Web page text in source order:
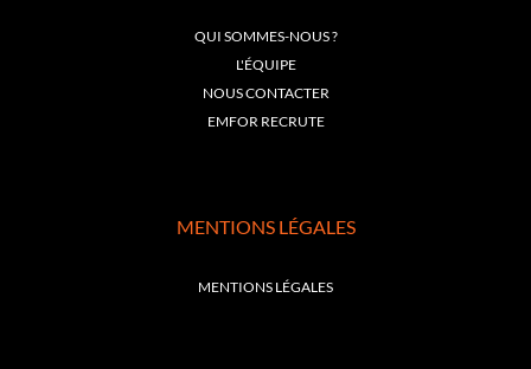
QUI SOMMES-NOUS ?
L'ÉQUIPE
NOUS CONTACTER
EMFOR RECRUTE
MENTIONS LÉGALES
MENTIONS LÉGALES